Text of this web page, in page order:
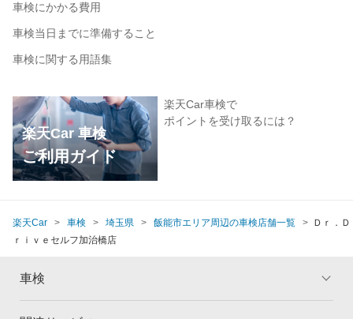
車検にかかる費用
車検当日までに準備すること
車検に関する用語集
楽天Car 車検
ご利用ガイド
楽天Car車検で
ポイントを受け取るには？
楽天Car 車検 埼玉県 飯能市エリア周辺の車検店舗一覧
Ｄｒ．Ｄ
ｒｉｖｅセルフ加治橋店
車検